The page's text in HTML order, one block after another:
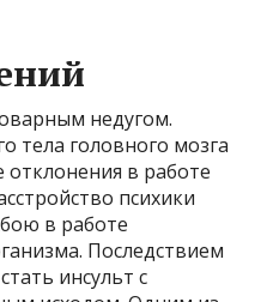
недугом.
тела головного мозга
в работе
психики
в работе
Последствием
инсульт с